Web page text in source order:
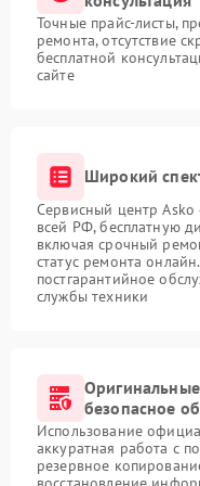
Точные прайс-листы,
ремонта, отсутствие
бесплатной
сайте
Широкий
Сервисный центр Asko
всей РФ, бесплатную
включая срочный
статус ремонта
постгарантийное
службы техники
безопасное
Использование
аккуратная работа с
резервное